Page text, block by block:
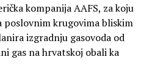
kompanija AAFS, za koju
poslovnim krugovima bliskim
izgradnju gasovoda od
gas na hrvatskoj obali ka